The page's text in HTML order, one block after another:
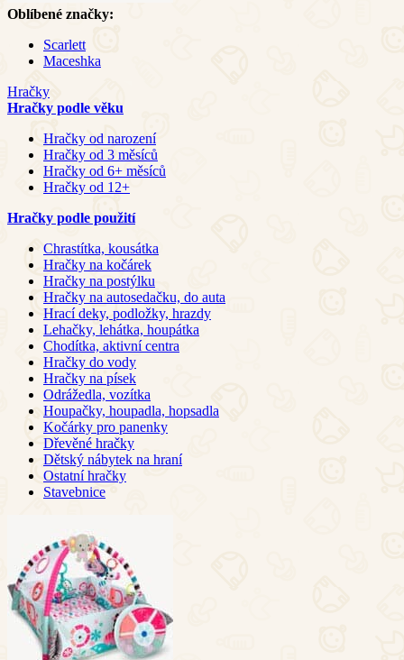
Oblíbené značky:
Scarlett
Maceshka
Hračky
Hračky podle věku
Hračky od narození
Hračky od 3 měsíců
Hračky od 6+ měsíců
Hračky od 12+
Hračky podle použití
Chrastítka, kousátka
Hračky na kočárek
Hračky na postýlku
Hračky na autosedačku, do auta
Hrací deky, podložky, hrazdy
Lehačky, lehátka, houpátka
Chodítka, aktivní centra
Hračky do vody
Hračky na písek
Odrážedla, vozítka
Houpačky, houpadla, hopsadla
Kočárky pro panenky
Dřevěné hračky
Dětský nábytek na hraní
Ostatní hračky
Stavebnice